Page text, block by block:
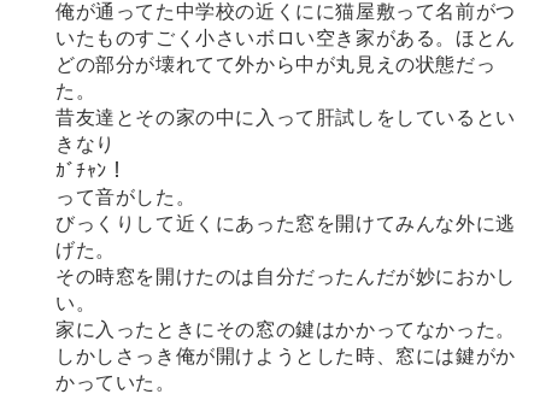
俺が通ってた中学校の近くにに猫屋敷って名前がつ
いたものすごく小さいボロい空き家がある。ほとん
どの部分が壊れてて外から中が丸見えの状態だっ
た。
昔友達とその家の中に入って肝試しをしているとい
きなり
ｶﾞﾁｬﾝ！
って音がした。
びっくりして近くにあった窓を開けてみんな外に逃
げた。
その時窓を開けたのは自分だったんだが妙におかし
い。
家に入ったときにその窓の鍵はかかってなかった。
しかしさっき俺が開けようとした時、窓には鍵がか
かっていた。